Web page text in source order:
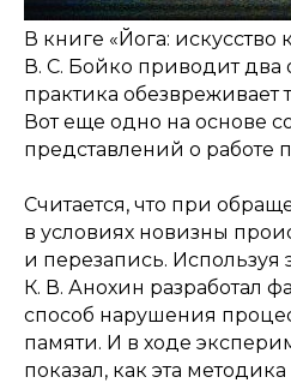
В книге «Йога:
В. С. Бойко приводит два
практика обезвреживает
Вот еще одно на основе
представлений о работе
Считается, что при
в условиях новизны
и перезапись. Используя
К. В. Анохин разработал
способ нарушения
памяти. И в ходе
показал, как эта методика